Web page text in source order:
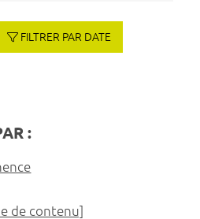
FILTRER PAR DATE
:
de contenu]